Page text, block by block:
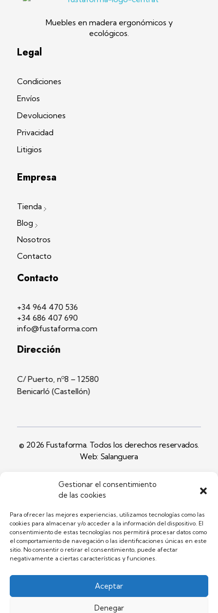
Gestionar el consentimiento
de las cookies
Para ofrecer las mejores experiencias, utilizamos tecnologías como las
cookies para almacenar y/o acceder a la información del dispositivo. El
consentimiento de estas tecnologías nos permitirá procesar datos como
el comportamiento de navegación o las identificaciones únicas en este
sitio. No consentir o retirar el consentimiento, puede afectar
negativamente a ciertas características y funciones.
Aceptar
Denegar
Muebles en madera ergonómicos y
ecológicos.
Legal
Condiciones
Envíos
Devoluciones
Privacidad
Litigios
Empresa
Tienda
Blog
Nosotros
Contacto
Contacto
+34 964 470 536
+34 686 407 690
info@fustaforma.com
Dirección
C/ Puerto, nº8 – 12580
Benicarló (Castellón)
© 2026 Fustaforma. Todos los derechos reservados.
Web: Salanguera
Facebook Instagram